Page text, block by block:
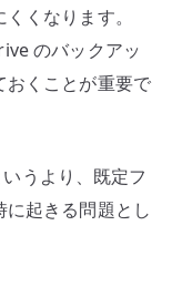
くなります。
のバックアッ
おくことが重要で
うより、既定フ
起きる問題とし